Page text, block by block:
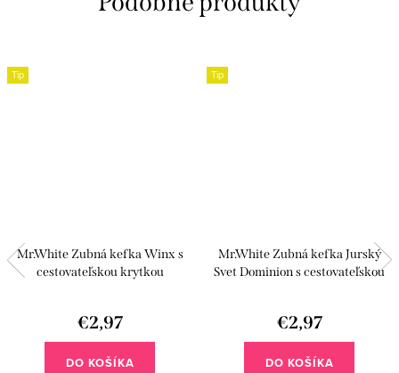
Tip
Mr.White Zubná kefka Winx s
cestovateľskou krytkou
€2,97
DO KOŠÍKA
Tip
Mr.White Zubná kefka Jurský
Svet Dominion s cestovateľskou
€2,97
DO KOŠÍKA